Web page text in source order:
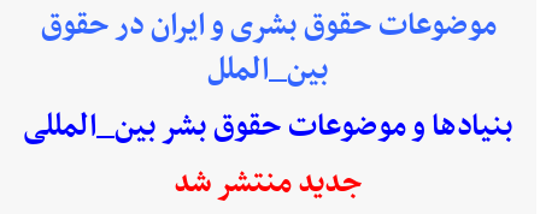
موضوعات حقوق بشری و ایران در حقوق
بین_الملل
بنیادها و موضوعات حقوق بشر بین_المللی
جدید منتشر شد